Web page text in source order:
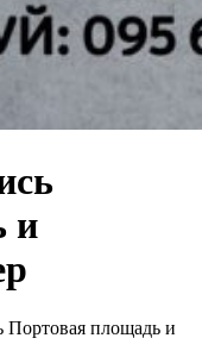
и
Портовая площадь и